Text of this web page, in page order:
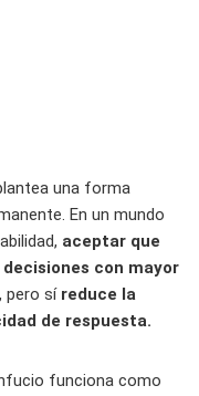
una forma
En un mundo
aceptar que
con mayor
pero sí reduce la
de respuesta.
funciona como